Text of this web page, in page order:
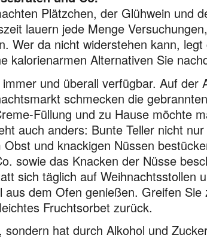
Plätzchen, der Glühwein und
lauern jede Menge
Wer da nicht widerstehen kann,
kalorienarmen Alternativen Sie
und überall verfügbar. Auf der
schmecken die
Füllung und zu Hause möchte
auch anders: Bunte Teller nicht
und knackigen Nüssen
sowie das Knacken der Nüsse
sich täglich auf Weihnachtsstollen
dem Ofen genießen. Greifen
Fruchtsorbet zurück.
hat durch Alkohol und